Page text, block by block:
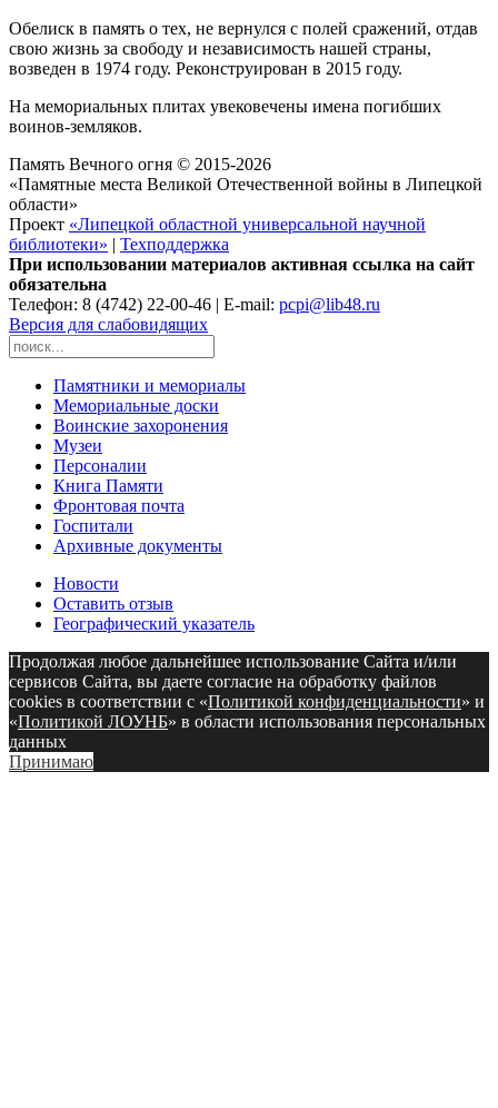
Обелиск в память о тех, не вернулся с полей сражений, отдав
свою жизнь за свободу и независимость нашей страны,
возведен в 1974 году. Реконструирован в 2015 году.
На мемориальных плитах увековечены имена погибших
воинов-земляков.
Память Вечного огня © 2015-2026
«Памятные места Великой Отечественной войны в Липецкой
области»
Проект «Липецкой областной универсальной научной
библиотеки»
Техподдержка
При использовании материалов активная ссылка на сайт
обязательна
Телефон: 8 (4742) 22-00-46 | E-mail: pcpi@lib48.ru
Версия для слабовидящих
Памятники и мемориалы
Мемориальные доски
Воинские захоронения
Музеи
Персоналии
Книга Памяти
Фронтовая почта
Госпитали
Архивные документы
Новости
Оставить отзыв
Географический указатель
Продолжая любое дальнейшее использование Сайта и/или
сервисов Сайта, вы даете согласие на обработку файлов
cookies в соответствии с «Политикой конфиденциальности» и
«Политикой ЛОУНБ» в области использования персональных
данных
Принимаю